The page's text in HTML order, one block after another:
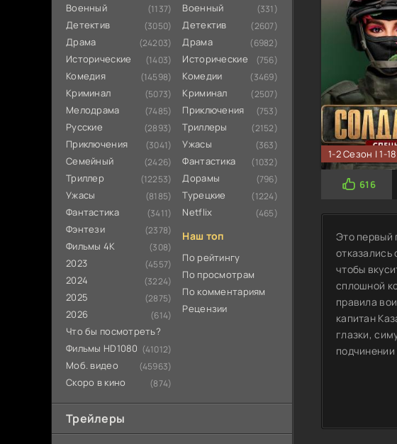
Военный (1137)
Детектив (3050)
Драма (24203)
Исторические (1403)
Комедия (14598)
Криминал (5073)
Мелодрама (7485)
Русские (2893)
Приключения (3041)
Семейный (2426)
Триллер (12253)
Ужасы (8185)
Фантастика (3411)
Фэнтези (2378)
Фильмы 4К (308)
2023 (4557)
2024 (3224)
2025 (2875)
2026 (614)
Что бы посмотреть?
Фильмы HD1080 (41012)
Моб. видео (45963)
Скоро в кино (874)
Военный (331)
Детектив (2607)
Драма (6982)
Исторические (756)
Комедии (3469)
Криминал (2507)
Приключения (753)
Триллеры (2152)
Ужасы (363)
Фантастика (1032)
Дорамы (796)
Турецкие (1224)
Netflix (465)
Наш топ
По рейтингу
По просмотрам
По комментариям
Рецензии
Трейлеры
1-2 Сезон | 1-
616
Это первый
чтобы
сплошной
правила
капитан
глазки,